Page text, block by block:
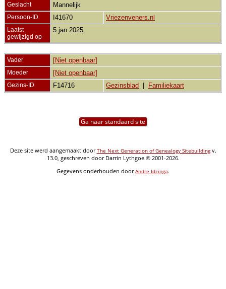
Geslacht Mannelijk
Persoon-ID I41670 Vriezenveners.nl
Laatst
gewijzigd op
5 jan 2025
Vader [Niet openbaar]
Moeder [Niet openbaar]
Gezins-ID F14716 Gezinsblad Familiekaart
Ga naar standaard site
Deze site werd aangemaakt doorThe Next Generation of Genealogy Sitebuildingv.
13.0, geschreven door Darrin Lythgoe © 2001-2026.
Gegevens onderhouden doorAndre Idzinga.